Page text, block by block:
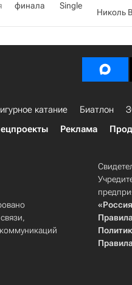
финала
Single
Николь
катание Биатлон
Реклама